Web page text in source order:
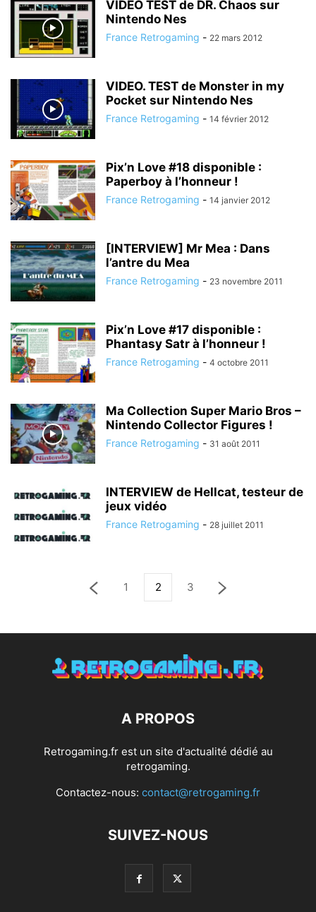
VIDEO TEST de DR. Chaos sur
Nintendo Nes
France Retrogaming - 22 mars 2012
VIDEO. TEST de Monster in my
Pocket sur Nintendo Nes
France Retrogaming - 14 février 2012
Pix’n Love #18 disponible :
Paperboy à l’honneur !
France Retrogaming - 14 janvier 2012
[INTERVIEW] Mr Mea : Dans
l’antre du Mea
France Retrogaming - 23 novembre 2011
Pix’n Love #17 disponible :
Phantasy Satr à l’honneur !
France Retrogaming - 4 octobre 2011
Ma Collection Super Mario Bros –
Nintendo Collector Figures !
France Retrogaming - 31 août 2011
INTERVIEW de Hellcat, testeur de
jeux vidéo
France Retrogaming - 28 juillet 2011
1 2 3
A PROPOS
Retrogaming.fr est un site d'actualité dédié au
retrogaming.
Contactez-nous: contact@retrogaming.fr
SUIVEZ-NOUS